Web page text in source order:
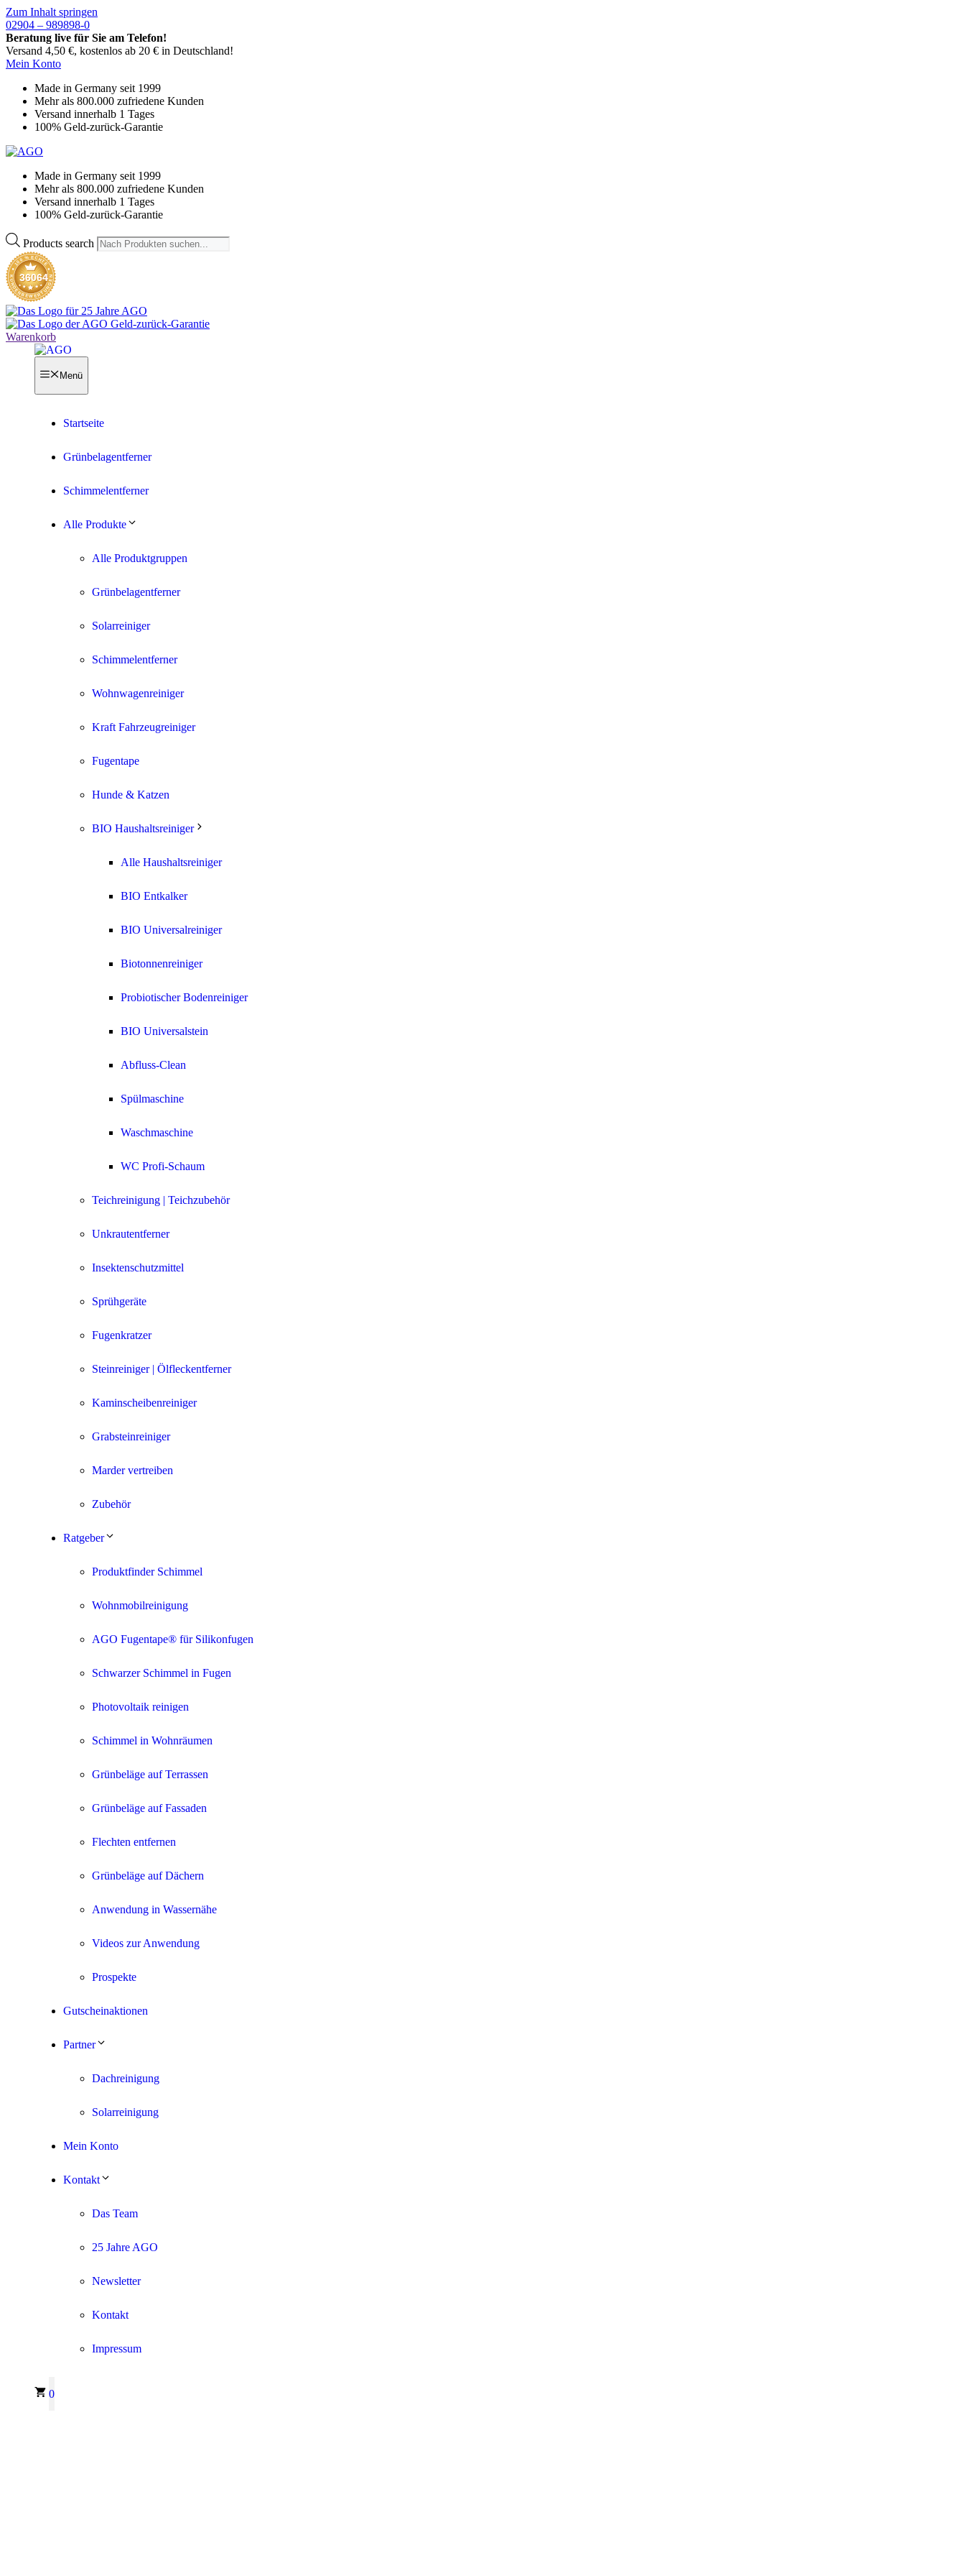
Zum Inhalt springen
02904 – 989898-0
Beratung live für Sie am Telefon!
Versand 4,50 €, kostenlos ab 20 € in Deutschland!
Mein Konto
Made in Germany seit 1999
Mehr als 800.000 zufriedene Kunden
Versand innerhalb 1 Tages
100% Geld-zurück-Garantie
Made in Germany seit 1999
Mehr als 800.000 zufriedene Kunden
Versand innerhalb 1 Tages
100% Geld-zurück-Garantie
Products search
100 % ECHTE
K
U
N
D
ENBEWERTU
N
G
E
N
36064
Warenkorb
Menü
Startseite
Grünbelagentferner
Schimmelentferner
Alle Produkte
Alle Produktgruppen
Grünbelagentferner
Solarreiniger
Schimmelentferner
Wohnwagenreiniger
Kraft Fahrzeugreiniger
Fugentape
Hunde & Katzen
BIO Haushaltsreiniger
Alle Haushaltsreiniger
BIO Entkalker
BIO Universalreiniger
Biotonnenreiniger
Probiotischer Bodenreiniger
BIO Universalstein
Abfluss-Clean
Spülmaschine
Waschmaschine
WC Profi-Schaum
Teichreinigung | Teichzubehör
Unkrautentferner
Insektenschutzmittel
Sprühgeräte
Fugenkratzer
Steinreiniger | Ölfleckentferner
Kaminscheibenreiniger
Grabsteinreiniger
Marder vertreiben
Zubehör
Ratgeber
Produktfinder Schimmel
Wohnmobilreinigung
AGO Fugentape® für Silikonfugen
Schwarzer Schimmel in Fugen
Photovoltaik reinigen
Schimmel in Wohnräumen
Grünbeläge auf Terrassen
Grünbeläge auf Fassaden
Flechten entfernen
Grünbeläge auf Dächern
Anwendung in Wassernähe
Videos zur Anwendung
Prospekte
Gutscheinaktionen
Partner
Dachreinigung
Solarreinigung
Mein Konto
Kontakt
Das Team
25 Jahre AGO
Newsletter
Kontakt
Impressum
0